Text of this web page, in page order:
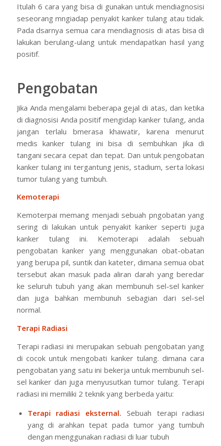
Itulah 6 cara yang bisa di gunakan untuk mendiagnosisi
seseorang mngiadap penyakit kanker tulang atau tidak.
Pada dsarnya semua cara mendiagnosis di atas bisa di
lakukan berulang-ulang untuk mendapatkan hasil yang
positif.
Pengobatan
Jika Anda mengalami beberapa gejal di atas, dan ketika
di diagnosisi Anda positif mengidap kanker tulang, anda
jangan terlalu bmerasa khawatir, karena menurut
medis kanker tulang ini bisa di sembuhkan jika di
tangani secara cepat dan tepat. Dan untuk pengobatan
kanker tulang ini tergantung jenis, stadium, serta lokasi
tumor tulang yang tumbuh.
Kemoterapi
Kemoterpai memang menjadi sebuah pngobatan yang
sering di lakukan untuk penyakit kanker seperti juga
kanker tulang ini. Kemoterapi adalah sebuah
pengobatan kanker yang menggunakan obat-obatan
yang berupa pil, suntik dan kateter, dimana semua obat
tersebut akan masuk pada aliran darah yang beredar
ke seluruh tubuh yang akan membunuh sel-sel kanker
dan juga bahkan membunuh sebagian dari sel-sel
normal.
Terapi Radiasi
Terapi radiasi ini merupakan sebuah pengobatan yang
di cocok untuk mengobati kanker tulang. dimana cara
pengobatan yang satu ini bekerja untuk membunuh sel-
sel kanker dan juga menyusutkan tumor tulang. Terapi
radiasi ini memiliki 2 teknik yang berbeda yaitu:
Terapi radiasi eksternal. Sebuah terapi radiasi
yang di arahkan tepat pada tumor yang tumbuh
dengan menggunakan radiasi di luar tubuh